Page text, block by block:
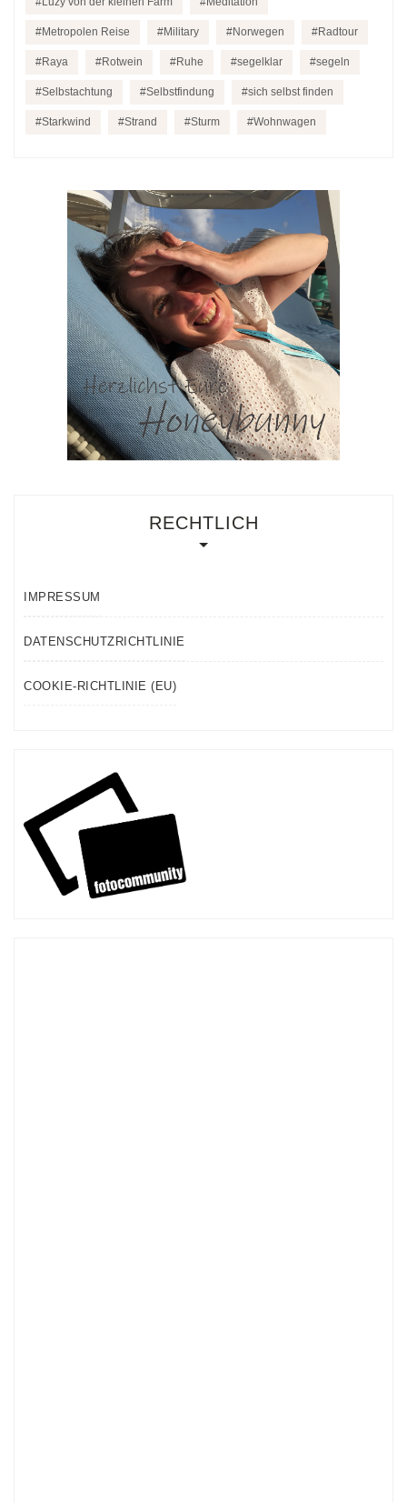
Metropolen Reise Military Norwegen Radtour
Raya Rotwein Ruhe segelklar segeln
Selbstachtung Selbstfindung sich selbst finden
Starkwind Strand Sturm Wohnwagen
RECHTLICH
IMPRESSUM
DATENSCHUTZRICHTLINIE
COOKIE-RICHTLINIE (EU)